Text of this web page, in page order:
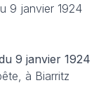
9 janvier 1924
9 janvier 1924
à Biarritz